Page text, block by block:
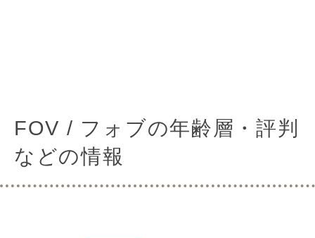
FOV / フォブの年齢層・評判
などの情報